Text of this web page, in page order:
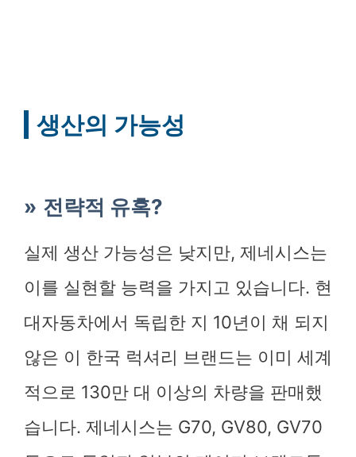
생산의 가능성
전략적 유혹?
실제 생산 가능성은 낮지만, 제네시스는
이를 실현할 능력을 가지고 있습니다. 현
대자동차에서 독립한 지 10년이 채 되지
않은 이 한국 럭셔리 브랜드는 이미 세계
적으로 130만 대 이상의 차량을 판매했
습니다. 제네시스는 G70, GV80, GV70